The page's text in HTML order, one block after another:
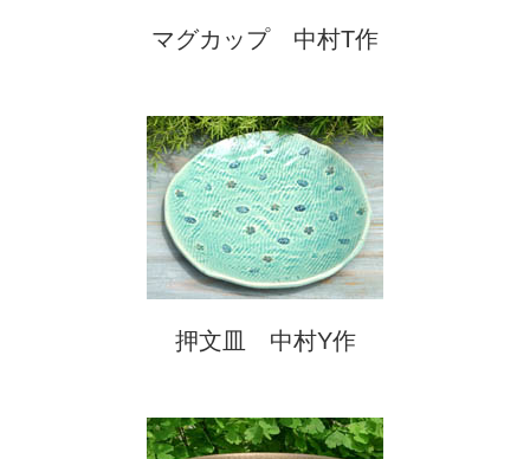
マグカップ 中村T作
押文皿 中村Y作